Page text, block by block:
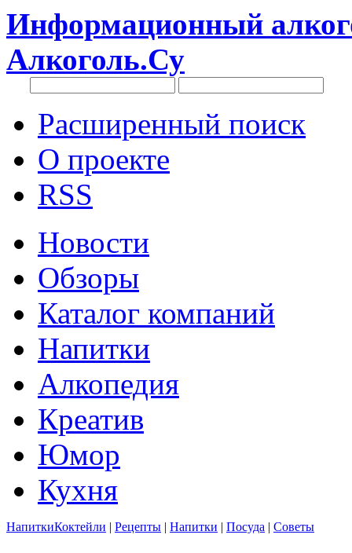
Информационный
Алкоголь.Су
Расширенный поиск
О проекте
RSS
Новости
Обзоры
Каталог компаний
Напитки
Алкопедия
Креатив
Юмор
Кухня
НапиткиКоктейли | Рецепты | Напитки | Посуда | Советы